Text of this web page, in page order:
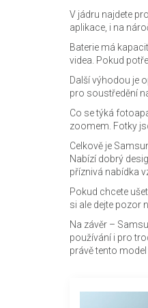
V jádru najdete
aplikace, i na
Baterie má
videa. Pokud
Další výhodou je
pro soustředění
Co se týká
zoomem. Fotky
Celkově je
Nabízí dobrý
příznivá nabídka
Pokud chcete
si ale dejte pozor
Na závěr –
používání i pro
právě tento